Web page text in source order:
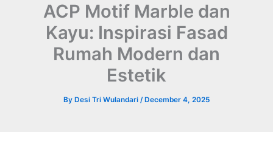
ACP Motif Marble dan
Kayu: Inspirasi Fasad
Rumah Modern dan
Estetik
By Desi Tri Wulandari / December 4, 2025